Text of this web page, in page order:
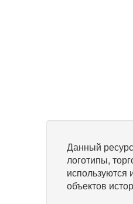
Данный
логотипы,
объектов